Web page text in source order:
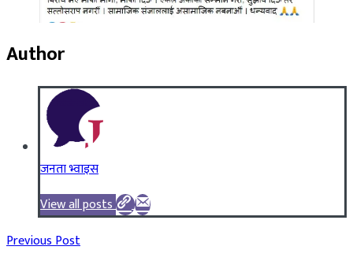
Author
जनता भ्वाइस
View all posts
Previous Post